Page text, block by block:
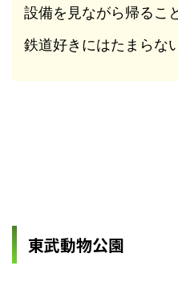
設備を見ながら帰るこ
鉄道好きにはたまらな
東武動物公園